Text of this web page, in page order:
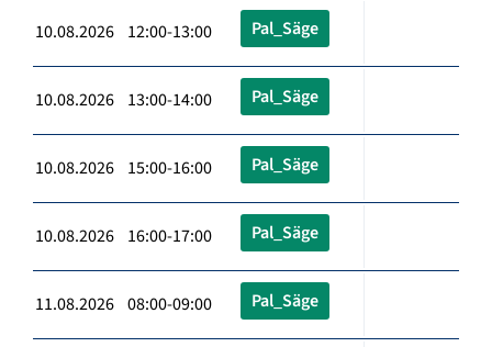
10.08.2026 12:00-13:00 Pal_Säge
10.08.2026 13:00-14:00 Pal_Säge
10.08.2026 15:00-16:00 Pal_Säge
10.08.2026 16:00-17:00 Pal_Säge
11.08.2026 08:00-09:00 Pal_Säge